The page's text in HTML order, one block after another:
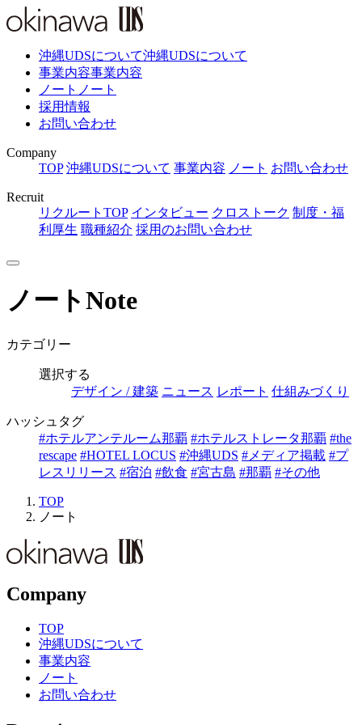
沖縄UDSについて沖縄UDSについて
事業内容事業内容
ノート ノート
採用情報
お問い合わせ
Company
TOP 沖縄UDSについて 事業内容 ノート お問い合わせ
Recruit
リクルートTOP インタビュー クロストーク 制度・福
利厚生 職種紹介 採用のお問い合わせ
ノートNote
カテゴリー
選択する
デザイン / 建築 ニュース レポート 仕組みづくり
ハッシュタグ
#ホテルアンテルーム那覇 #ホテルストレータ那覇 #the
rescape #HOTEL LOCUS #沖縄UDS #メディア掲載 #プ
レスリリース #宿泊 #飲食 #宮古島 #那覇 #その他
TOP
ノート
Company
TOP
沖縄UDSについて
事業内容
ノート
お問い合わせ